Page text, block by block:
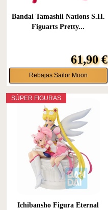
Bandai Tamashii Nations S.H.
Figuarts Pretty...
61,90 €
Rebajas Sailor Moon
SÚPER FIGURAS
Ichibansho Figura Eternal